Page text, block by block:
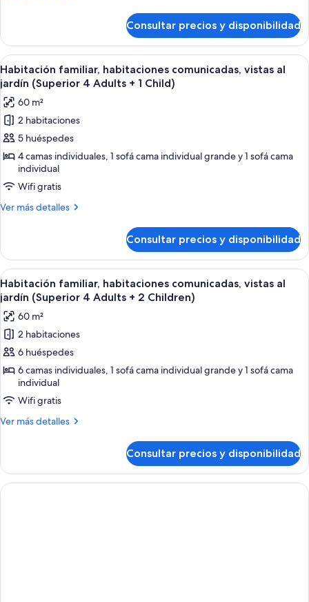
jardín
(Superior
4
Adults)
familiar,
habitaciones
comunicadas,
vistas
al
jardín
(Superior
4
Adults)
Consultar precios y disponibilidad
Abrir
todas
las
fotos
de
Habitación
familiar,
habitaciones
comunicadas,
vistas
(Superior
4
Adults
+
1
Child)
Habitación de hotel con una cama
4
Habitación familiar, habitaciones comunicadas, vistas al
jardín (Superior 4 Adults + 1 Child)
60 m²
2 habitaciones
5 huéspedes
4 camas individuales, 1 sofá cama individual grande y 1 sofá cama
individual
Wifi gratis
Ver más detalles
Más
familiar,
habitaciones
comunicadas,
vistas
al
jardín
(Superior
4
Adults
+
Consultar precios y disponibilidad
Abrir
todas
las
fotos
de
Habitación
familiar,
habitaciones
comunicadas,
vistas
(Superior
4
Habitación de hotel con una cama
4
Habitación familiar, habitaciones comunicadas, vistas al
jardín (Superior 4 Adults + 2 Children)
60 m²
2 habitaciones
6 huéspedes
6 camas individuales, 1 sofá cama individual grande y 1 sofá cama
individual
Wifi gratis
Ver más detalles
Más
familiar,
habitaciones
comunicadas,
Consultar precios y disponibilidad